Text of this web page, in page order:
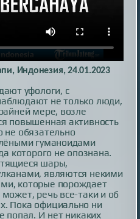
Индонезия, 24.01.2023
уфологи, с
не только люди,
мере, возле
повышенная активность
обязательно
гуманоидами
которого не опознана.
шары,
являются некими
которые порождает
речь все-таки и об
Пока официально ни
попал. И нет никаких